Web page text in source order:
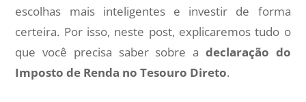
escolhas mais inteligentes e investir de forma
certeira. Por isso, neste post, explicaremos tudo o
que você precisa saber sobre a declaração do
Imposto de Renda no Tesouro Direto.